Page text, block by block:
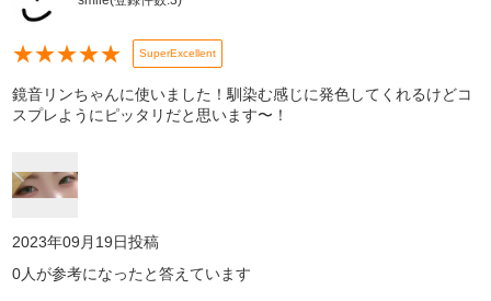
★★★★★ SuperExcellent
鏡音リンちゃんに使いました！馴染む感じに発色してくれるけどコ
スプレようにピッタリだと思います〜！
2023年09月19日投稿
0人が参考になったと答えています